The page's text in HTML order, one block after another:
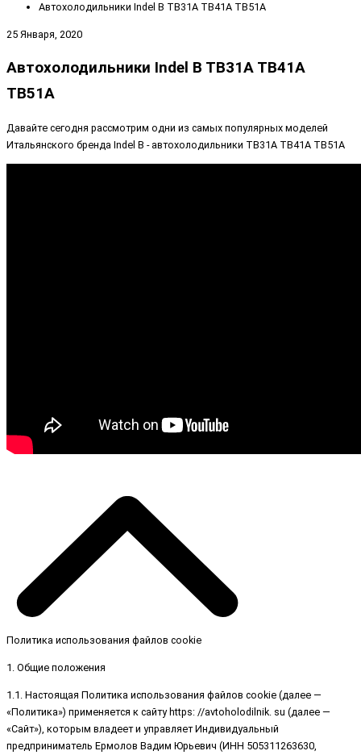
Автохолодильники Indel B TB31A TB41A TB51A
25 Января, 2020
Автохолодильники Indel B TB31A TB41A
TB51A
Давайте сегодня рассмотрим одни из самых популярных моделей
Итальянского бренда Indel B - автохолодильники TB31A TB41A TB51A
Политика использования файлов cookie
1. Общие положения
1.1. Настоящая Политика использования файлов cookie (далее —
«Политика») применяется к сайту https: //avtoholodilnik. su (далее —
«Сайт»), которым владеет и управляет Индивидуальный
предприниматель Ермолов Вадим Юрьевич (ИНН 505311263630,